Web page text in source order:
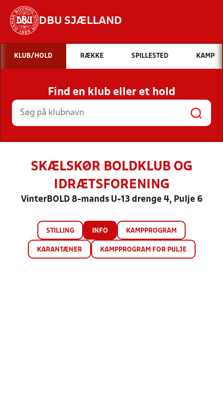
DBU SJÆLLAND
Hvad vil du søge efter?
INDHOLD OG NYHEDER
STILLINGER, RESULTATER, KLUBBER OG
HOLD
KLUB/HOLD RÆKKE SPILLESTED KAMP
Find en klub eller et hold
SKÆLSKØR BOLDKLUB OG
IDRÆTSFORENING
VinterBOLD 8-mands U-13 drenge 4, Pulje 6
STILLING INFO KAMPPROGRAM
KARANTÆNER KAMPPROGRAM FOR PULJE